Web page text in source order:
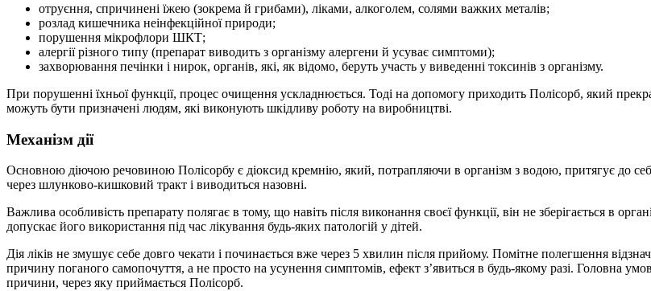
отруєння, спричинені їжею (зокрема й грибами), ліками, алкоголем, солями важких металів;
розлад кишечника неінфекційної природи;
порушення мікрофлори ШКТ;
алергії різного типу (препарат виводить з організму алергени й усуває симптоми);
захворювання печінки і нирок, органів, які, як відомо, беруть участь у виведенні токсинів з організму.
При порушенні їхньої функції, процес очищення ускладнюється. Тоді на допомогу приходить Полісорб, який
можуть бути призначені людям, які виконують шкідливу роботу на виробництві.
Механізм дії
Основною діючою речовиною Полісорбу є діоксид кремнію, який, потрапляючи в організм з водою, притягує до
через шлунково-кишковий тракт і виводиться назовні.
Важлива особливість препарату полягає в тому, що навіть після виконання своєї функції, він не зберігається в
допускає його використання під час лікування будь-яких патологій у дітей.
Дія ліків не змушує себе довго чекати і починається вже через 5 хвилин після прийому. Помітне полегшення
причину поганого самопочуття, а не просто на усунення симптомів, ефект з’явиться в будь-якому разі. Головна
причини, через яку приймається Полісорб.